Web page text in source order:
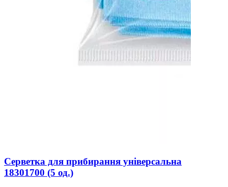
Серветка для прибирання універсальна
18301700 (5 од.)